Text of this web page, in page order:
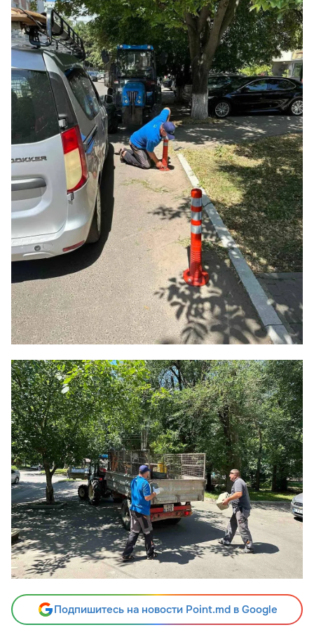
Подпишитесь на новости Point.md в Google